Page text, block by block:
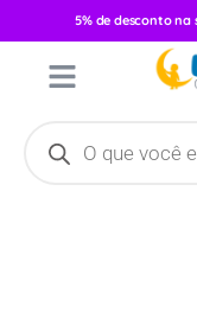
5% de desconto na
Mamadeiras e
Estampada Tamanho